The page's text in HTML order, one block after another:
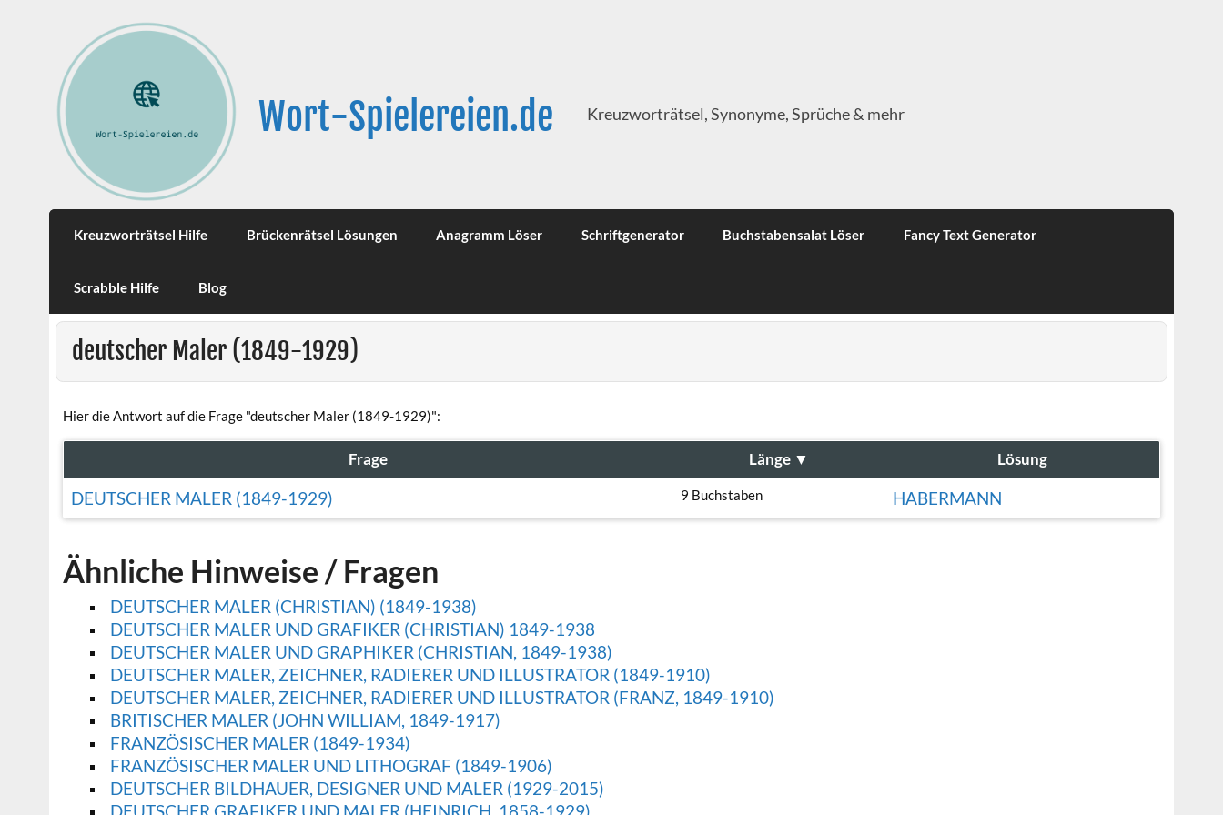
Wort-Spielereien.de Kreuzworträtsel, Synonyme, Sprüche & mehr
Kreuzworträtsel Hilfe Brückenrätsel Lösungen Anagramm Löser Schriftgenerator Buchstabensalat Löser Fancy Text Generator
Scrabble Hilfe Blog
deutscher Maler (1849-1929)
Hier die Antwort auf die Frage "deutscher Maler (1849-1929)":
Frage Länge ▼ Lösung
DEUTSCHER MALER (1849-1929) 9 Buchstaben HABERMANN
Ähnliche Hinweise / Fragen
DEUTSCHER MALER (CHRISTIAN) (1849-1938)
DEUTSCHER MALER UND GRAFIKER (CHRISTIAN) 1849-1938
DEUTSCHER MALER UND GRAPHIKER (CHRISTIAN, 1849-1938)
DEUTSCHER MALER, ZEICHNER, RADIERER UND ILLUSTRATOR (1849-1910)
DEUTSCHER MALER, ZEICHNER, RADIERER UND ILLUSTRATOR (FRANZ, 1849-1910)
BRITISCHER MALER (JOHN WILLIAM, 1849-1917)
FRANZÖSISCHER MALER (1849-1934)
FRANZÖSISCHER MALER UND LITHOGRAF (1849-1906)
DEUTSCHER BILDHAUER, DESIGNER UND MALER (1929-2015)